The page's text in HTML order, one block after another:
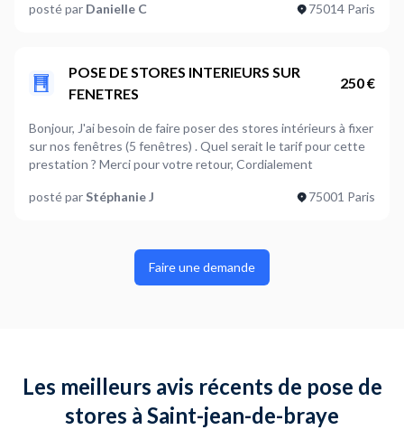
posté par Danielle C 75014 Paris
POSE DE STORES INTERIEURS SUR
FENETRES
250 €
Bonjour, J'ai besoin de faire poser des stores intérieurs à fixer
sur nos fenêtres (5 fenêtres) . Quel serait le tarif pour cette
prestation ? Merci pour votre retour, Cordialement
posté par Stéphanie J 75001 Paris
Faire une demande
Les meilleurs avis récents de pose de
stores à Saint-jean-de-braye